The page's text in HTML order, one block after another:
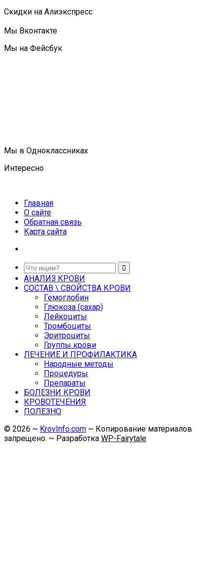
Скидки на Алиэкспресс
Мы Вконтакте
Мы на Фейсбук
Мы в Одноклассниках
Интересно
Главная
О сайте
Обратная связь
Карта сайта
АНАЛИЗ КРОВИ
СОСТАВ \ СВОЙСТВА КРОВИ
Гемоглобин
Глюкоза (сахар)
Лейкоциты
Тромбоциты
Эритроциты
Группы крови
ЛЕЧЕНИЕ И ПРОФИЛАКТИКА
Народные методы
Процедуры
Препараты
БОЛЕЗНИ КРОВИ
КРОВОТЕЧЕНИЯ
ПОЛЕЗНО
© 2026 ~ KrovInfo.com ~ Копирование материалов
запрещено. ~ Разработка WP-Fairytale